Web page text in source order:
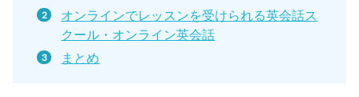
オンラインでレッスンを受けられる英会話ス
クール・オンライン英会話
まとめ